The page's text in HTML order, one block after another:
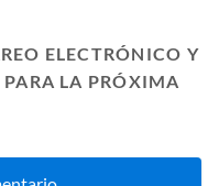
ELECTRÓNICO Y
LA PRÓXIMA